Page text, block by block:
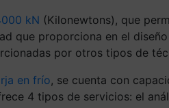
kN (Kilonewtons), que
que proporciona en el
por otros tipos de
en frío, se cuenta con
4 tipos de servicios: el